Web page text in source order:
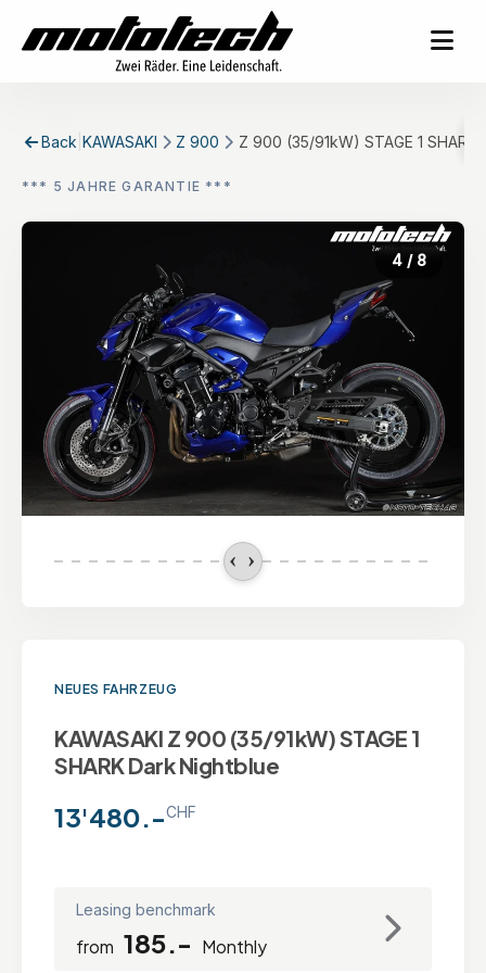
Back KAWASAKI Z 900 Z 900 (35/91kW) STAGE 1
*** 5 JAHRE GARANTIE ***
4 / 8
NEUES FAHRZEUG
KAWASAKI Z 900 (35/91kW) STAGE 1
SHARK Dark Nightblue
13'480.-CHF
Leasing benchmark
from 185.- Monthly